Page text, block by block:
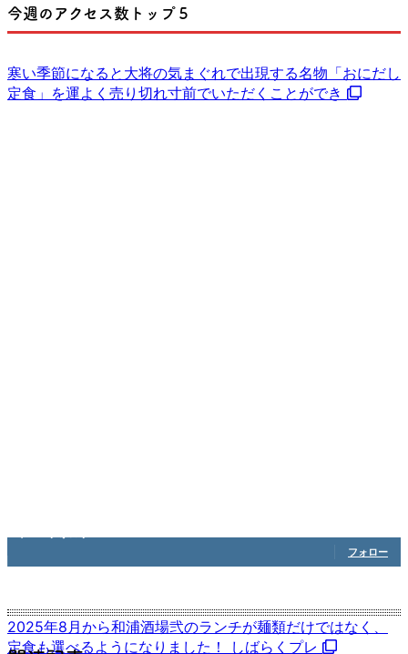
今週のアクセス数トップ５
寒い季節になると大将の気まぐれで出現する名物「おにだし
定食」を運よく売り切れ寸前でいただくことができ
2025年8月から和浦酒場弐のランチが麺類だけではなく、
定食も選べるようになりました！ しばらくプレ
フォロー